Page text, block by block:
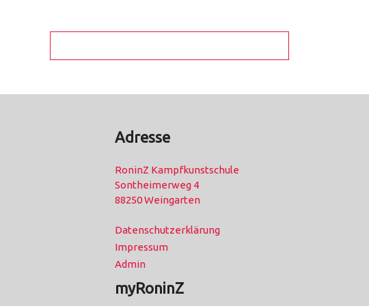
Adresse
RoninZ Kampfkunstschule
Sontheimerweg 4
88250 Weingarten
Datenschutzerklärung
Impressum
Admin
myRoninZ